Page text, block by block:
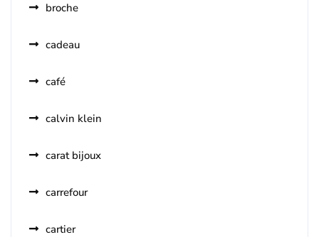
broche
cadeau
café
calvin klein
carat bijoux
carrefour
cartier